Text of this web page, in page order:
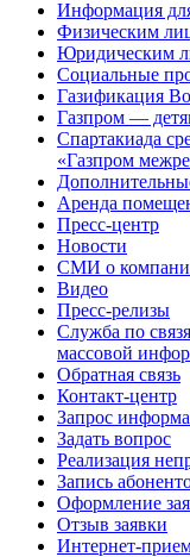
Информация
Физическим
Юридическим
Социальные
Газификация
Газпром —
Спартакиада
«Газпром
Аренда
Пресс-центр
Новости
СМИ о
Видео
Пресс-релизы
Служба по
массовой
Обратная связь
Контакт-центр
Запрос
Задать вопрос
Реализация
Запись
Оформление
Отзыв заявки
Интернет-